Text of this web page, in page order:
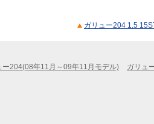
ガリュー204 1.5
ー204(08年11月～09年11月モデル)
ガリュ